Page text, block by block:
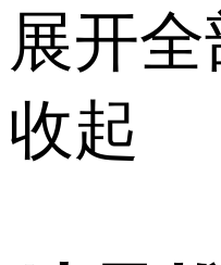
展开全
收起